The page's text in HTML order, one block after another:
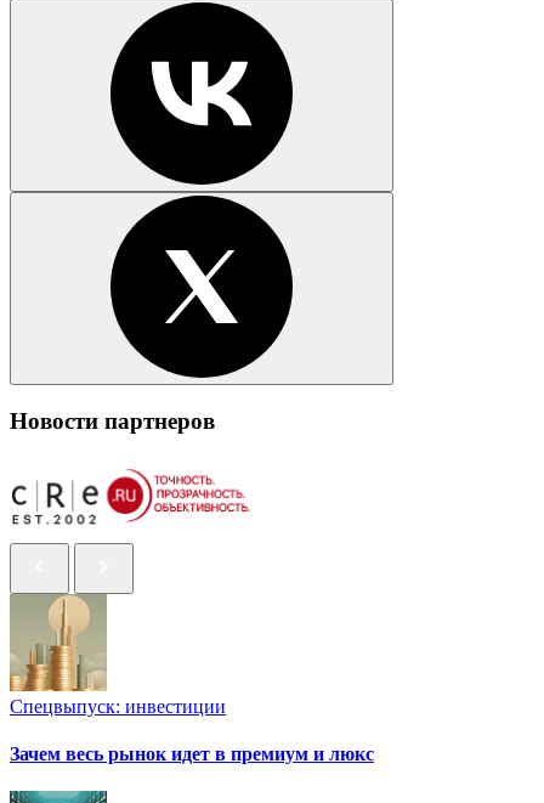
Новости партнеров
Спецвыпуск: инвестиции
Зачем весь рынок идет в премиум и люкс